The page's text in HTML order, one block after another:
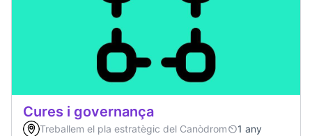
Cures i governança
Treballem el pla estratègic del Canòdrom
1 any